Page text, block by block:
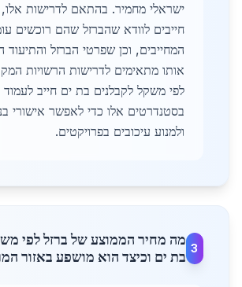
ישראלי מחמיר. בהתאם לדרישות אלו,
חייבים לוודא שהברזל שהם רוכשים
המחייבים, וכן שפרטי הברזל והתיעוד
אותו מתאימים לדרישות הרשויות
לפי משקל לקבלנים בת ים חייב לעמוד
בסטנדרטים אלו כדי לאפשר אישורי
ולמנוע עיכובים בפרויקטים.
3
מה מחיר הממוצע של ברזל לפי
בת ים וכיצד הוא מושפע באזור